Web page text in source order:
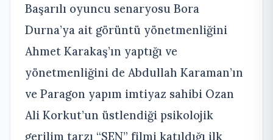
Başarılı oyuncu senaryosu Bora
Durna’ya ait görüntü yönetmenliğini
Ahmet Karakaş’ın yaptığı ve
yönetmenliğini de Abdullah Karaman’ın
ve Paragon yapım imtiyaz sahibi Ozan
Ali Korkut’un üstlendiği psikolojik
gerilim tarzı “SEN” filmi katıldığı ilk